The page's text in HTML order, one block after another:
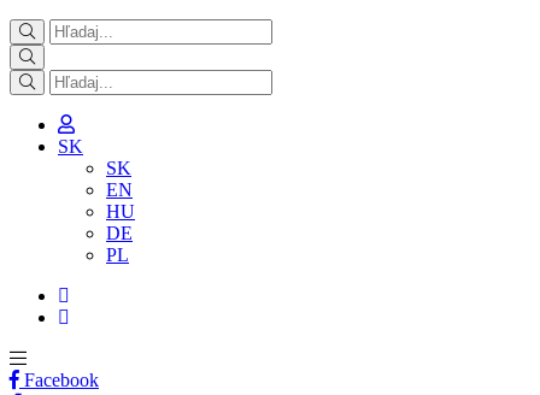
SK
SK
EN
HU
DE
PL
Facebook